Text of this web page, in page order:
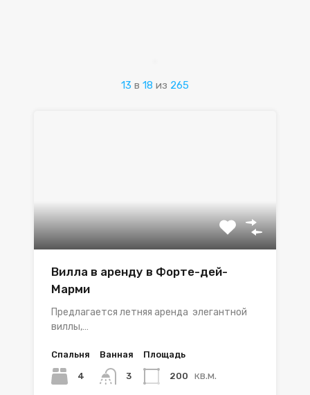
13 в 18 из 265
Вилла в аренду в Форте-дей-
Марми
Предлагается летняя аренда элегантной
виллы,…
Спальня
4
Ванная
3
Площадь
200 кв.м.